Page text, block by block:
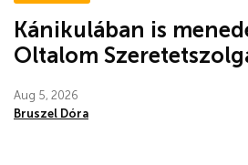
Kánikulában is
Oltalom
Aug 5, 2026
Bruszel Dóra